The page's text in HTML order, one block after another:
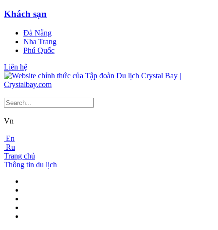
Khách sạn
Đà Nẵng
Nha Trang
Phú Quốc
Liên hệ
Vn
En
Ru
Trang chủ
Thông tin du lịch